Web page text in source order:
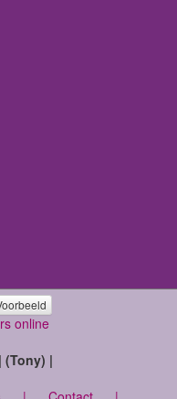
online
(Tony) |